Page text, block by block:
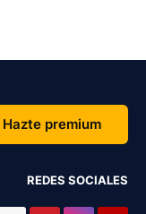
Hazte premium
REDES SOCIALES